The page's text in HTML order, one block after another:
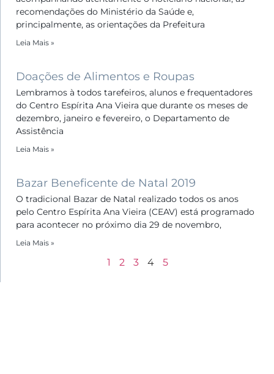
recomendações do Ministério da Saúde e,
principalmente, as orientações da Prefeitura
Leia Mais »
Doações de Alimentos e Roupas
Lembramos à todos tarefeiros, alunos e frequentadores
do Centro Espírita Ana Vieira que durante os meses de
dezembro, janeiro e fevereiro, o Departamento de
Assistência
Leia Mais »
Bazar Beneficente de Natal 2019
O tradicional Bazar de Natal realizado todos os anos
pelo Centro Espírita Ana Vieira (CEAV) está programado
para acontecer no próximo dia 29 de novembro,
Leia Mais »
1 2 3 4 5